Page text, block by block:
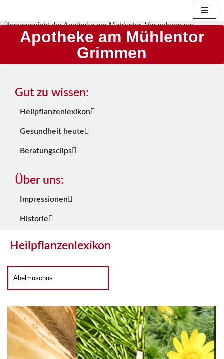
Zum
InhaltApotheke am Mühlentor
Grimmen
Gut zu wissen:
Heilpflanzenlexikon
Gesundheit heute
Beratungsclips
Über uns:
Impressionen
Historie
Heilpflanzenlexikon